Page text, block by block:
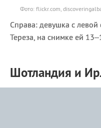
Фото: flickr.com,
Справа: девушка с
Тереза, на снимке ей
Шотландия и